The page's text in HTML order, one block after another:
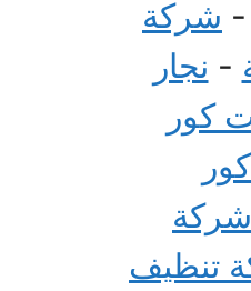
- شركة
- نجار
كور
شركة
تنظيف